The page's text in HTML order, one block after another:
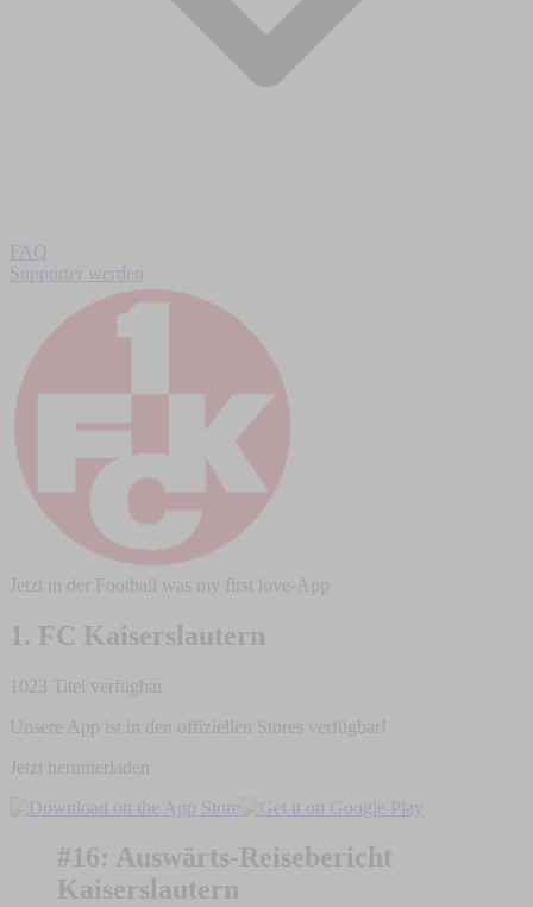
FAQ
Supporter werden
Jetzt in der Football was my first love-App
1. FC Kaiserslautern
1023 Titel verfügbar
Unsere App ist in den offiziellen Stores verfügbar!
Jetzt herunterladen
#16: Auswärts-Reisebericht
Kaiserslautern